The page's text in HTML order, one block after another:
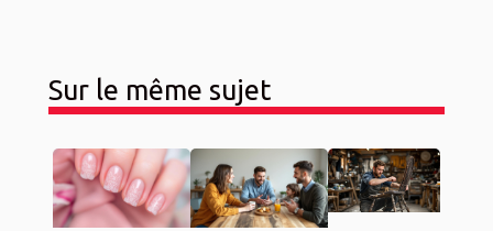
Sur le même sujet